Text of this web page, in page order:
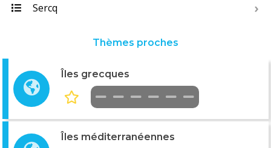
Sercq
Thèmes proches
Îles grecques
Îles méditerranéennes